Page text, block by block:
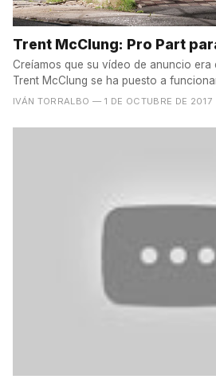
Trent McClung: Pro Part
Creíamos que su vídeo de anuncio era
Trent McClung se ha puesto a
IVÁN TORRALBO — 1 DE OCTUBRE DE 2017